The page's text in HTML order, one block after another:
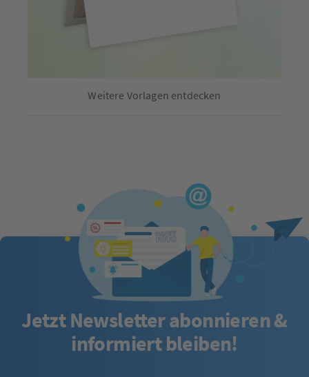
Weitere Vorlagen entdecken
Jetzt Newsletter abonnieren &
informiert bleiben!